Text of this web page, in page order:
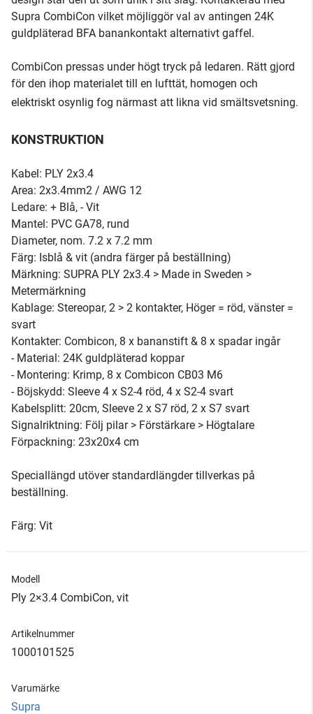
Supra CombiCon vilket möjliggör val av antingen 24K
guldpläterad BFA banankontakt alternativt gaffel.
CombiCon pressas under högt tryck på ledaren. Rätt gjord
för den ihop materialet till en lufttät, homogen och
elektriskt osynlig fog närmast att likna vid smältsvetsning.
KONSTRUKTION
Kabel: PLY 2x3.4
Area: 2x3.4mm2 / AWG 12
Ledare: + Blå, - Vit
Mantel: PVC GA78, rund
Diameter, nom. 7.2 x 7.2 mm
Färg: Isblå & vit (andra färger på beställning)
Märkning: SUPRA PLY 2x3.4 > Made in Sweden >
Metermärkning
Kablage: Stereopar, 2 > 2 kontakter, Höger = röd, vänster =
svart
Kontakter: Combicon, 8 x bananstift & 8 x spadar ingår
- Material: 24K guldpläterad koppar
- Montering: Krimp, 8 x Combicon CB03 M6
- Böjskydd: Sleeve 4 x S2-4 röd, 4 x S2-4 svart
Kabelsplitt: 20cm, Sleeve 2 x S7 röd, 2 x S7 svart
Signalriktning: Följ pilar > Förstärkare > Högtalare
Förpackning: 23x20x4 cm
Speciallängd utöver standardlängder tillverkas på
beställning.
Färg: Vit
Modell
Ply 2×3.4 CombiCon, vit
Artikelnummer
1000101525
Varumärke
Supra